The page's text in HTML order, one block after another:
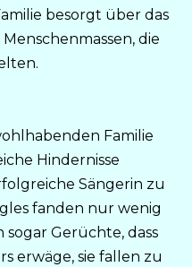
besorgt über das
die
Familie
Hindernisse
Sängerin zu
fanden nur wenig
Gerüchte, dass
erwäge, sie fallen zu